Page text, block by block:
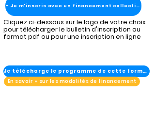
- Je m'inscris avec un financement collectivité
Cliquez ci-dessous sur le logo de votre choix
pour télécharger le bulletin d'inscription au
format pdf ou pour une inscription en ligne
Je télécharge le programme de cette formation
En savoir + sur les modalités de financement